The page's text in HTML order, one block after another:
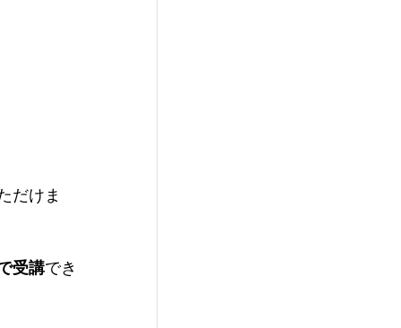
だけま
受講でき